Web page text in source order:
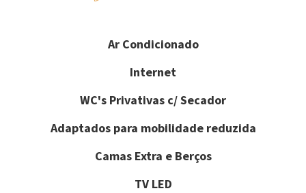
Ar Condicionado
Internet
WC's Privativas c/ Secador
Adaptados para mobilidade reduzida
Camas Extra e Berços
TV LED